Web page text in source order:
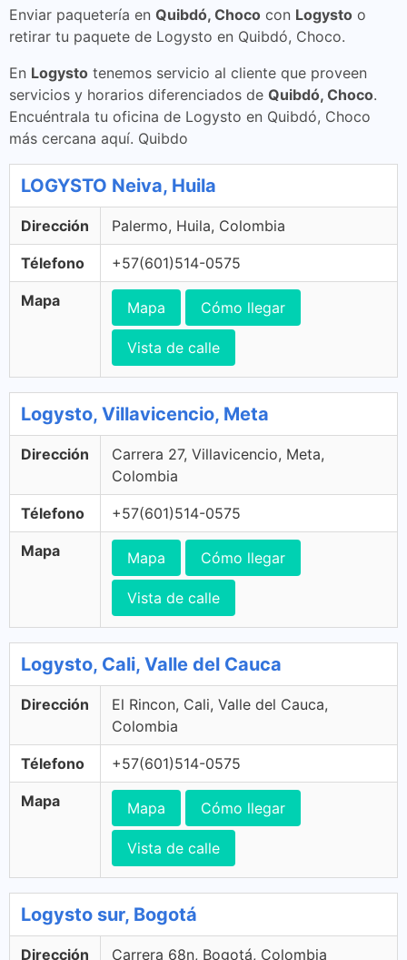
Enviar paquetería en Quibdó, Choco con Logysto o
retirar tu paquete de Logysto en Quibdó, Choco.
En Logysto tenemos servicio al cliente que proveen
servicios y horarios diferenciados de Quibdó, Choco.
Encuéntrala tu oficina de Logysto en Quibdó, Choco
más cercana aquí. Quibdo
LOGYSTO Neiva, Huila
Dirección Palermo, Huila, Colombia
Télefono +57(601)514-0575
Mapa Mapa Cómo llegar
Vista de calle
Logysto, Villavicencio, Meta
Dirección
Carrera 27, Villavicencio, Meta,
Colombia
Télefono +57(601)514-0575
Mapa Mapa Cómo llegar
Vista de calle
Logysto, Cali, Valle del Cauca
Dirección
El Rincon, Cali, Valle del Cauca,
Colombia
Télefono +57(601)514-0575
Mapa Mapa Cómo llegar
Vista de calle
Logysto sur, Bogotá
Dirección Carrera 68n, Bogotá, Colombia